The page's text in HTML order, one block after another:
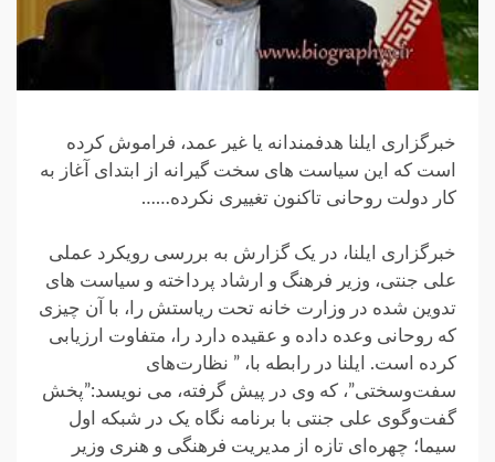
خبرگزاری ایلنا هدفمندانه یا غیر عمد، فراموش کرده
است که این سیاست های سخت گیرانه از ابتدای آغاز به
کار دولت روحانی تاکنون تغییری نکرده……
خبرگزاری ایلنا، در یک گزارش به بررسی رویکرد عملی
علی جنتی، وزیر فرهنگ و ارشاد پرداخته و سیاست های
تدوین شده در وزارت خانه تحت ریاستش را، با آن چیزی
که روحانی وعده داده و عقیده دارد را، متفاوت ارزیابی
کرده است. ایلنا در رابطه با، ” نظارت‌های
سفت‌وسختی”، که وی در پیش گرفته، می نویسد:”پخش
گفت‌وگوی علی جنتی با برنامه‌ نگاه یک در شبکه اول
سیما؛ چهره‌ای تازه‌ از مدیریت فرهنگی و هنری وزیر